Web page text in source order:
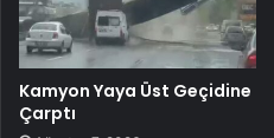
Kamyon Yaya Üst Geçidine
Çarptı